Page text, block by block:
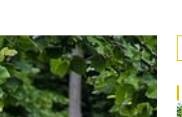
ŻYCIE I CZŁOWIEK